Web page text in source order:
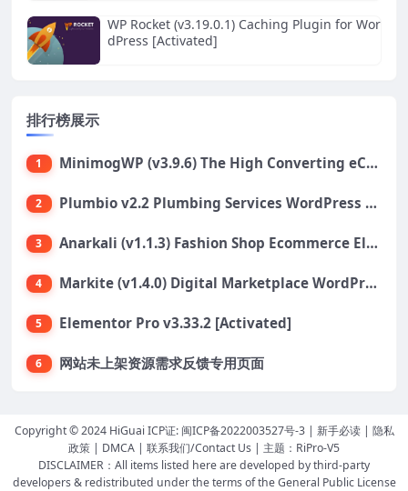
WP Rocket (v3.19.0.1) Caching Plugin for Wor
dPress [Activated]
排行榜展示
1 MinimogWP (v3.9.6) The High Converting eCommerce WordPress Theme
2 Plumbio v2.2 Plumbing Services WordPress Theme
3 Anarkali (v1.1.3) Fashion Shop Ecommerce Elementor Theme
4 Markite (v1.4.0) Digital Marketplace WordPress Theme
5 Elementor Pro v3.33.2 [Activated]
6 网站未上架资源需求反馈专用页面
Copyright © 2024 HiGuai ICP证: 闽ICP备2022003527号-3| 新手必读| 隐私
政策 | DMCA | 联系我们/Contact Us | 主题： RiPro-V5
DISCLAIMER：All items listed here are developed by third-party
developers & redistributed under the terms of the General Public License